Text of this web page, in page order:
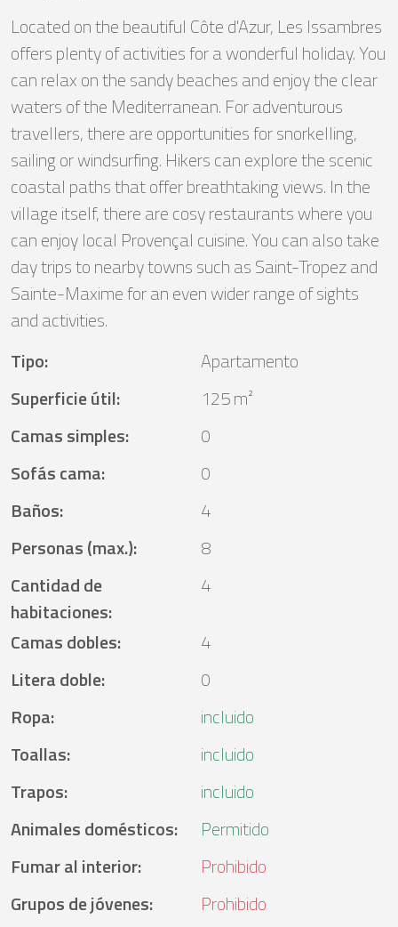
Located on the beautiful Côte d'Azur, Les Issambres
offers plenty of activities for a wonderful holiday. You
can relax on the sandy beaches and enjoy the clear
waters of the Mediterranean. For adventurous
travellers, there are opportunities for snorkelling,
sailing or windsurfing. Hikers can explore the scenic
coastal paths that offer breathtaking views. In the
village itself, there are cosy restaurants where you
can enjoy local Provençal cuisine. You can also take
day trips to nearby towns such as Saint-Tropez and
Sainte-Maxime for an even wider range of sights
and activities.
Tipo:
Apartamento
Superficie útil:
125 m²
Camas simples:
0
Sofás cama:
0
Baños:
4
Personas (max.):
8
Cantidad de
habitaciones:
4
Camas dobles:
4
Litera doble:
0
Ropa:
incluido
Toallas:
incluido
Trapos:
incluido
Animales domésticos:
Permitido
Fumar al interior:
Prohibido
Grupos de jóvenes: Prohibido